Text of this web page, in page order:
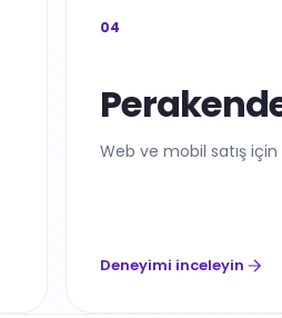
04
Web ve mobil satış için
Deneyimi inceleyin